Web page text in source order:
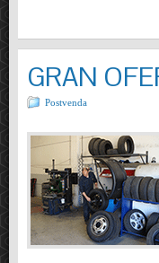
GRAN
Postvenda